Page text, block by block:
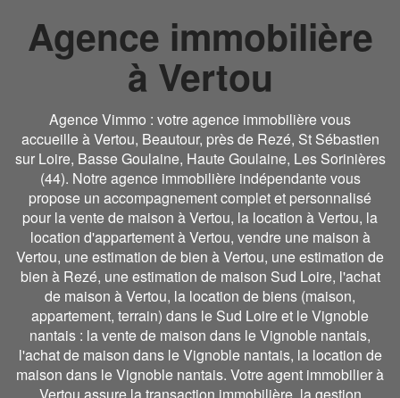
Agence immobilière
à Vertou
Agence Vimmo : votre agence immobilière vous
accueille à Vertou, Beautour, près de Rezé, St Sébastien
sur Loire, Basse Goulaine, Haute Goulaine, Les Sorinières
(44). Notre agence immobilière indépendante vous
propose un accompagnement complet et personnalisé
pour la vente de maison à Vertou, la location à Vertou, la
location d'appartement à Vertou, vendre une maison à
Vertou, une estimation de bien à Vertou, une estimation de
bien à Rezé, une estimation de maison Sud Loire, l'achat
de maison à Vertou, la location de biens (maison,
appartement, terrain) dans le Sud Loire et le Vignoble
nantais : la vente de maison dans le Vignoble nantais,
l'achat de maison dans le Vignoble nantais, la location de
maison dans le Vignoble nantais. Votre agent immobilier à